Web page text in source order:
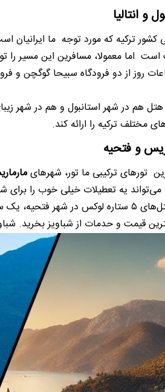
و انتالیا
کشور ترکیه که مورد توجه ما ایرانیان
روز از دو فرودگاه سبیحا گوگچن و
هتل هم در شهر استانبول و هم در شهر
مختلف ترکیه را ارائه کند.
و فتحیه
تورهای ترکیبی ما تور، شهرهای
کنید. شما می‌توانید